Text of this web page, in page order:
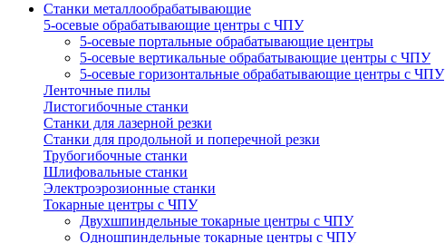
Станки металлообрабатывающие
5-осевые обрабатывающие центры с ЧПУ
5-осевые портальные обрабатывающие центры
5-осевые вертикальные обрабатывающие центры с ЧПУ
5-осевые горизонтальные обрабатывающие центры с ЧПУ
Ленточные пилы
Листогибочные станки
Станки для лазерной резки
Станки для продольной и поперечной резки
Трубогибочные станки
Шлифовальные станки
Электроэрозионные станки
Токарные центры с ЧПУ
Двухшпиндельные токарные центры с ЧПУ
Одношпиндельные токарные центры с ЧПУ